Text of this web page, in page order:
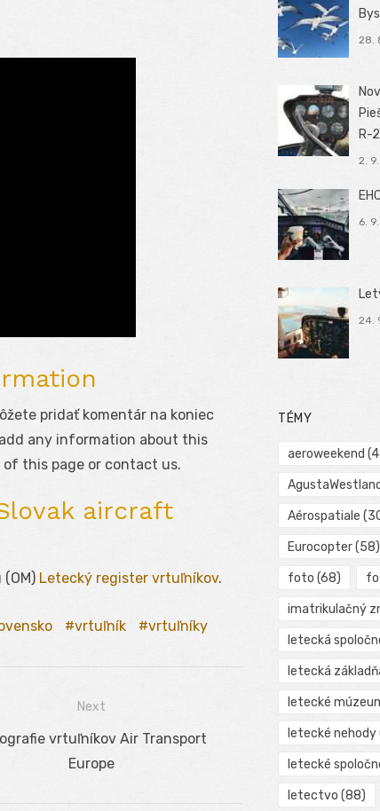
pridať komentár na koniec
any information about this
this page or contact us.
aircraft
Letecký register vrtuľníkov.
vrtuľník vrtuľníky
Next
vrtuľníkov Air Transport
Europe
28.
R-
2.
6.
24.
TÉMY
aeroweekend
AgustaWestland
Aérospatiale
Eurocopter(58)
foto (68)
imatrikulačný
letecká
letecká
letecké
letecké nehody
letecké
letectvo (88)